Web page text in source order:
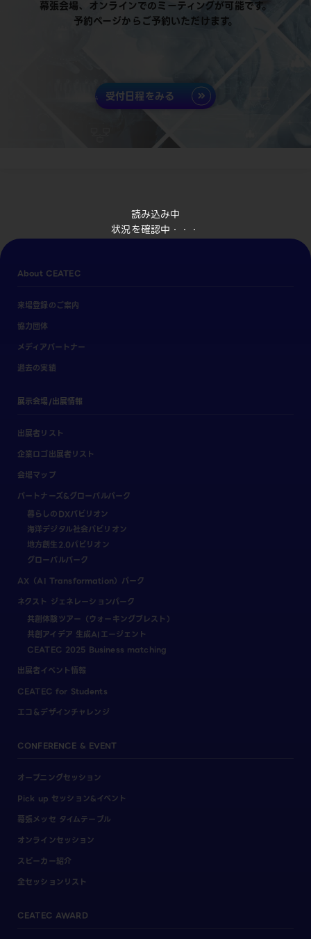
読み込み中
状況を確認中・・・
幕張会場、オンラインでのミーティングが可能です。
予約ページからご予約いただけます。
受付日程をみる
About CEATEC
来場登録のご案内
協力団体
メディアパートナー
過去の実績
展示会場/出展情報
出展者リスト
企業ロゴ出展者リスト
会場マップ
パートナーズ&グローバルパーク
暮らしのDXパビリオン
海洋デジタル社会パビリオン
地方創生2.0パビリオン
グローバルパーク
AX（AI Transformation）パーク
ネクスト ジェネレーションパーク
共創体験ツアー（ウォーキングブレスト）
共創アイデア 生成AIエージェント
CEATEC 2025 Business matching
出展者イベント情報
CEATEC for Students
エコ＆デザインチャレンジ
CONFERENCE & EVENT
オープニングセッション
Pick up セッション&イベント
幕張メッセ タイムテーブル
オンラインセッション
スピーカー紹介
全セッションリスト
CEATEC AWARD